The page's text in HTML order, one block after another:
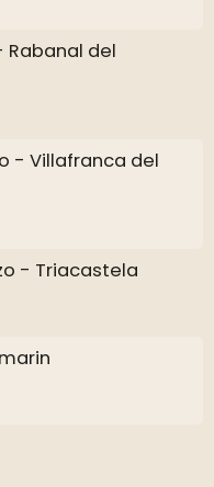
Rabanal del
- Villafranca del
- Triacastela